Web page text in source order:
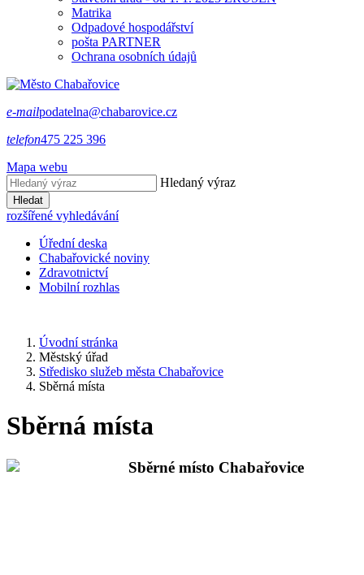
Matrika
Odpadové hospodářství
pošta PARTNER
Ochrana osobních údajů
e-mailpodatelna@chabarovice.cz
telefon475 225 396
Mapa webu
Hledaný výraz
Hledat
rozšířené vyhledávání
Úřední deska
Chabařovické noviny
Zdravotnictví
Mobilní rozhlas
Úvodní stránka
Městský úřad
Středisko služeb města Chabařovice
Sběrná místa
Sběrná místa